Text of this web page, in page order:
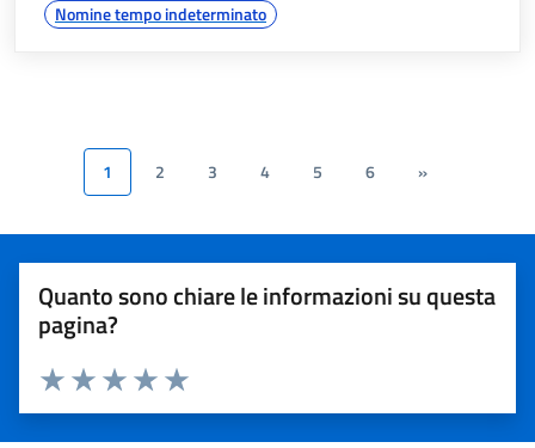
Nomine tempo indeterminato
1 2 3 4 5 6 »
Quanto sono chiare le informazioni su questa
pagina?
Valuta 5 stelle su 5
Valuta 4 stelle su 5
Valuta 3 stelle su 5
Valuta 2 stelle su 5
Valuta 1 stelle su 5